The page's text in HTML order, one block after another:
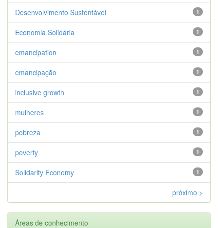
1
Desenvolvimento Sustentável
1
Economia Solidária
1
emancipation
1
emancipação
1
inclusive growth
1
mulheres
1
pobreza
1
poverty
1
Solidarity Economy
próximo >
Áreas de conhecimento